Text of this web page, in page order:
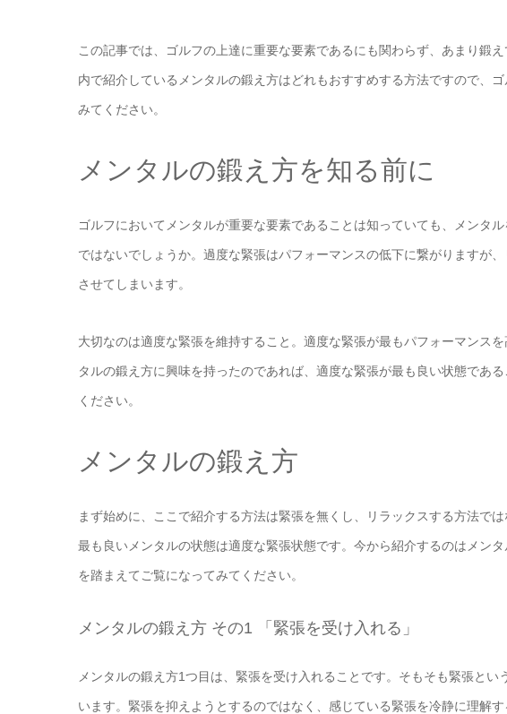
この記事では、ゴルフの上達に重要な要素であるにも関わらず、あまり鍛
内で紹介しているメンタルの鍛え方はどれもおすすめする方法ですので、
みてください。
メンタルの鍛え方を知る前に
ゴルフにおいてメンタルが重要な要素であることは知っていても、メンタ
ではないでしょうか。過度な緊張はパフォーマンスの低下に繋がりますが
させてしまいます。
大切なのは適度な緊張を維持すること。適度な緊張が最もパフォーマンス
タルの鍛え方に興味を持ったのであれば、適度な緊張が最も良い状態であ
ください。
メンタルの鍛え方
まず始めに、ここで紹介する方法は緊張を無くし、リラックスする方法で
最も良いメンタルの状態は適度な緊張状態です。今から紹介するのはメン
を踏まえてご覧になってみてください。
メンタルの鍛え方 その1 「緊張を受け入れる」
メンタルの鍛え方1つ目は、緊張を受け入れることです。そもそも緊張と
います。緊張を抑えようとするのではなく、感じている緊張を冷静に理解す